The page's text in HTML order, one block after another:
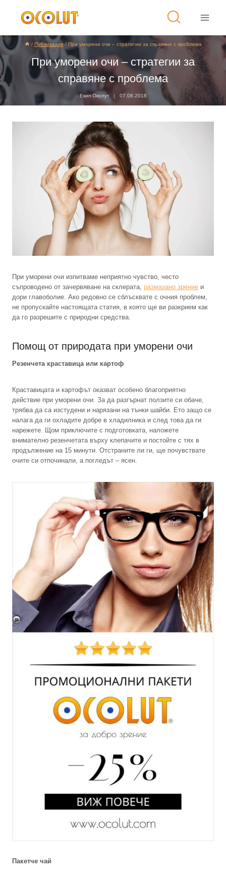
/ Публикации / При уморени очи – стратегии за справяне с проблема
При уморени очи – стратегии за
справяне с проблема
Екип Околут 07.08.2018
При уморени очи изпитваме неприятно чувство, често
съпроводено от зачервяване на склерата, размазано зрение и
дори главоболие. Ако редовно се сблъсквате с очния проблем,
не пропускайте настоящата статия, в която ще ви разкрием как
да го разрешите с природни средства.
Помощ от природата при уморени очи
Резенчета краставица или картоф
Краставицата и картофът оказват особено благоприятно
действие при уморени очи. За да разгърнат ползите си обаче,
трябва да са изстудени и нарязани на тънки шайби. Ето защо се
налага да ги охладите добре в хладилника и след това да ги
нарежете. Щом приключите с подготовката, наложете
внимателно резенчетата върху клепачите и постойте с тях в
продължение на 15 минути. Отстраните ли ги, ще почувствате
очите си отпочинали, а погледът – ясен.
Пакетче чай